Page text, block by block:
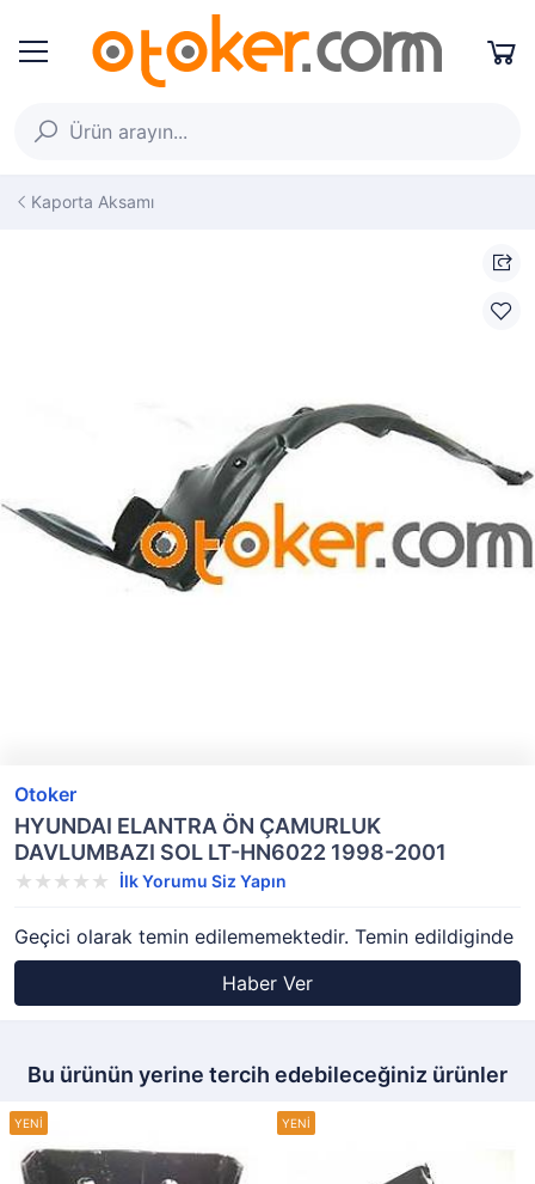
Kaporta Aksamı
Otoker
HYUNDAI ELANTRA ÖN ÇAMURLUK
DAVLUMBAZI SOL LT-HN6022 1998-2001
İlk Yorumu Siz Yapın
Geçici olarak temin edilememektedir. Temin edildiginde
Haber Ver
Bu ürünün yerine tercih edebileceğiniz ürünler